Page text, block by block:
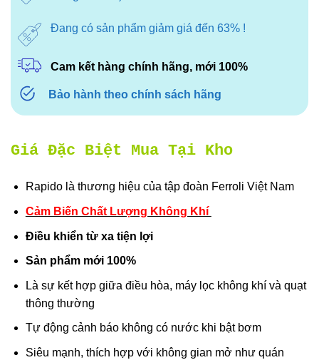
Đang có sản phẩm giảm giá đến 63% !
Cam kết hàng chính hãng, mới 100%
Bảo hành theo chính sách hãng
Giá Đặc Biệt Mua Tại Kho
Rapido là thương hiệu của tập đoàn Ferroli Việt Nam
Cảm Biến Chất Lượng Không Khí
Điều khiển từ xa tiện lợi
Sản phẩm mới 100%
Là sự kết hợp giữa điều hòa, máy lọc không khí và quạt
thông thường
Tự động cảnh báo không có nước khi bật bơm
Siêu mạnh, thích hợp với không gian mở như quán